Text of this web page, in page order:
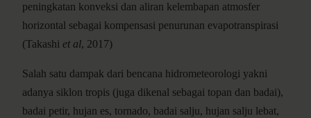
peningkatan konveksi dan aliran kelembapan atmosfer
horizontal sebagai kompensasi penurunan evapotranspirasi
(Takashi et al, 2017)
Salah satu dampak dari bencana hidrometeorologi yakni
adanya siklon tropis (juga dikenal sebagai topan dan badai),
badai petir, hujan es, tornado, badai salju, hujan salju lebat,